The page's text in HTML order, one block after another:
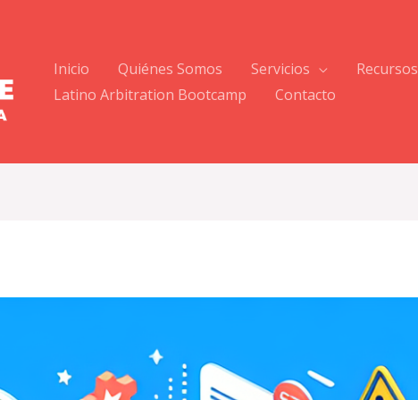
Inicio Quiénes Somos Servicios Recursos
Latino Arbitration Bootcamp
Contacto